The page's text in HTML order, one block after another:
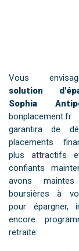
Vous
solution
Sophia
garantira de
placements
plus attractifs
confiants
avons
boursières à
pour épargner,
encore
retraite.